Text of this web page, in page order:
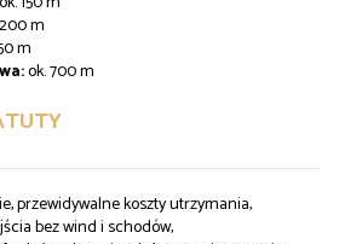
m
m
ok. 700 m
przewidywalne koszty utrzymania,
bez wind i schodów,